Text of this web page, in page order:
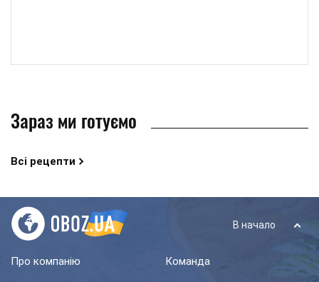
Зараз ми готуємо
Всі рецепти
В начало
Про компанію Команда